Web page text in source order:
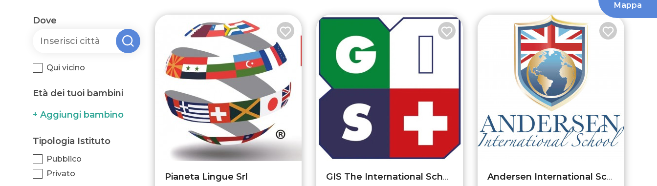
Mappa
Dove
Qui vicino
Età dei tuoi bambini
+ Aggiungi bambino
Tipologia Istituto
Pubblico
Privato
Pianeta Lingue Srl
GIS The International School of Monza
Andersen International School